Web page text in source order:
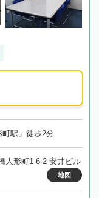
駅」徒歩2分
人形町1-6-2 安井ビル
地図